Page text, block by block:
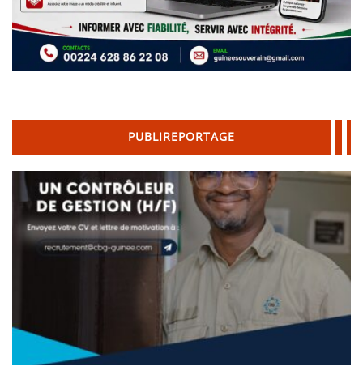
PUBLIREPORTAGE